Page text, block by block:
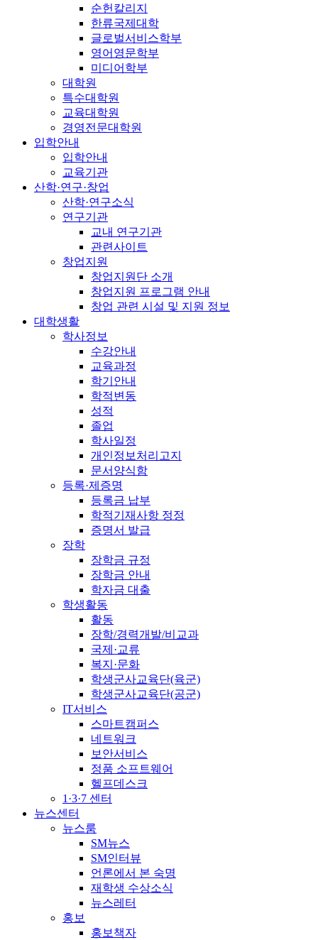
순헌칼리지
한류국제대학
글로벌서비스학부
영어영문학부
미디어학부
대학원
특수대학원
교육대학원
경영전문대학원
입학안내
입학안내
교육기관
산학·연구·창업
산학·연구소식
연구기관
교내 연구기관
관련사이트
창업지원
창업지원단 소개
창업지원 프로그램 안내
창업 관련 시설 및 지원 정보
대학생활
학사정보
수강안내
교육과정
학기안내
학적변동
성적
졸업
학사일정
개인정보처리고지
문서양식함
등록·제증명
등록금 납부
학적기재사항 정정
증명서 발급
장학
장학금 규정
장학금 안내
학자금 대출
학생활동
활동
장학/경력개발/비교과
국제·교류
복지·문화
학생군사교육단(육군)
학생군사교육단(공군)
IT서비스
스마트캠퍼스
네트워크
보안서비스
정품 소프트웨어
헬프데스크
1·3·7 센터
뉴스센터
뉴스룸
SM뉴스
SM인터뷰
언론에서 본 숙명
재학생 수상소식
뉴스레터
홍보
홍보책자